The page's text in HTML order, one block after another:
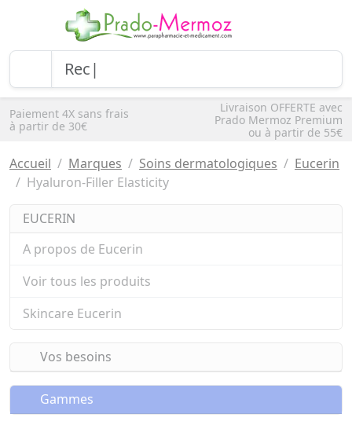
Paiement 4X sans frais
à partir de 30€
Livraison OFFERTE avec
Prado Mermoz Premium
ou à partir de 55€
Accueil Marques Soins dermatologiques
Eucerin
Hyaluron-Filler Elasticity
EUCERIN
A propos de Eucerin
Voir tous les produits
Skincare Eucerin
Vos besoins
Gammes